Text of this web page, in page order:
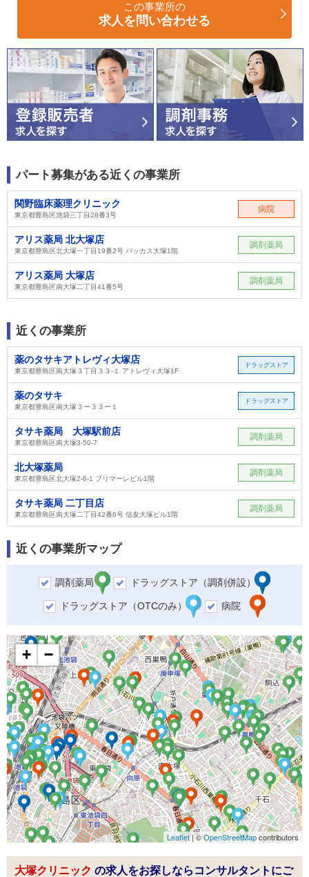
この事業所の
求人を問い合わせる
パート募集がある近くの事業所
関野臨床薬理クリニック
東京都豊島区池袋三丁目28番3号
病院
アリス薬局 北大塚店
東京都豊島区北大塚一丁目19番2号 バッカス大塚1階
調剤薬局
アリス薬局 大塚店
東京都豊島区南大塚二丁目41番5号
調剤薬局
近くの事業所
薬のタサキアトレヴィ大塚店
東京都豊島区南大塚３丁目３３-１ アトレヴィ大塚1F
ドラッグストア
薬のタサキ
東京都豊島区南大塚３ー３３ー１
ドラッグストア
タサキ薬局 大塚駅前店
東京都豊島区南大塚3-50-7
調剤薬局
北大塚薬局
東京都豊島区北大塚2-6-1 プリマーレビル1階
調剤薬局
タサキ薬局 二丁目店
東京都豊島区南大塚二丁目42番6号 信友大塚ビル1階
調剤薬局
近くの事業所マップ
調剤薬局 ドラッグストア（調剤併設）
ドラッグストア（OTCのみ） 病院
+ −
Leaflet| ©OpenStreetMapcontributors
大塚クリニック の求人をお探しならコンサルタントにご